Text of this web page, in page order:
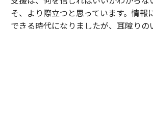
そ、より際立つと思っています。情報
できる時代になりましたが、耳障り